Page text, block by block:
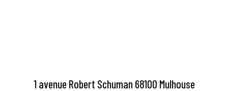
1 avenue Robert Schuman 68100 Mulhouse